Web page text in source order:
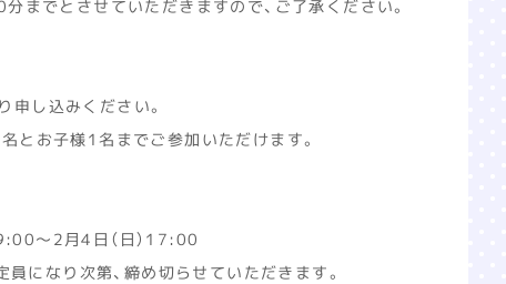
でとさせていただきますので、ご了承ください。
し込みください。
とお子様1名までご参加いただけます。
～2月4日（日）17:00
になり次第、締め切らせていただきます。